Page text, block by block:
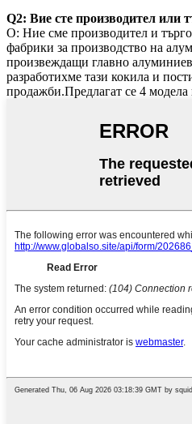
Q2: Вие сте производител или
О: Ние сме производител и
фабрики за производство на
произвеждащи главно
разработихме тази кокила и
продажби.Предлагат се 4 модела